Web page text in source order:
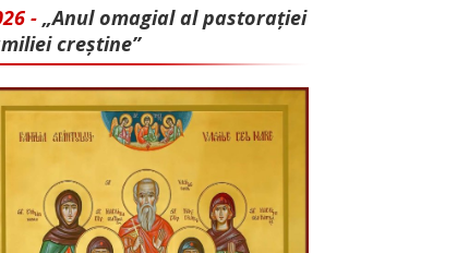
- „Anul omagial al pastorației
creștine”